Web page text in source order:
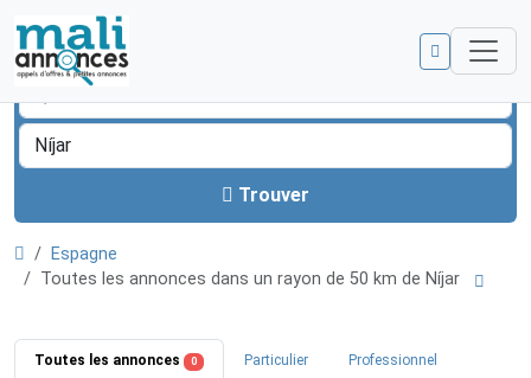
Trouver
Espagne
Toutes les annonces dans un rayon de 50 km de Níjar
Toutes les annonces 0 Particulier Professionnel